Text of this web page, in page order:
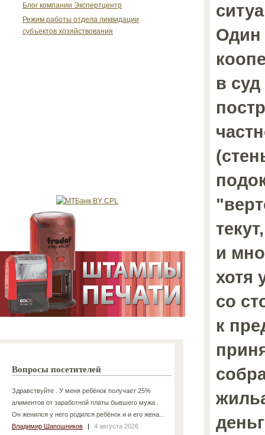
Блог компании Экспертцентр
Режим работы отдела ликвидации
субъектов хозяйствования
Вопросы посетителей
Здравствуйте . У меня ребёнок получает 25%
алиментов от заработной платы бывшего мужа .
Он женился у него родился ребёнок и и его жена...
Владимир Шапошников
| 4 августа 2026
Один
в
и
хотя
со
к